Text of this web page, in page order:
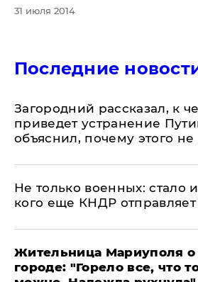
31 июля 2014
Последние
Загородний рассказал, к
приведет устранение
объяснил, почему этого
Не только военных: стало
кого еще КНДР
Жительница Мариуполя о
городе: "Горело все, что